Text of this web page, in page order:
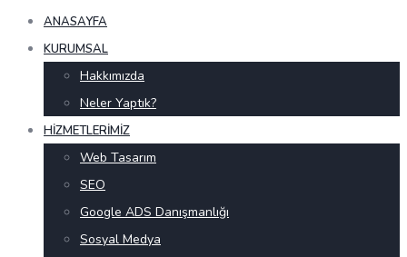
ANASAYFA
KURUMSAL
Hakkımızda
Neler Yaptık?
HIZMETLERIMIZ
Web Tasarım
SEO
Google ADS Danışmanlığı
Sosyal Medya